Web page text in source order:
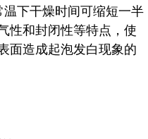
下干燥时间可缩短一半
性和封闭性等特点，使
面造成起泡发白现象的